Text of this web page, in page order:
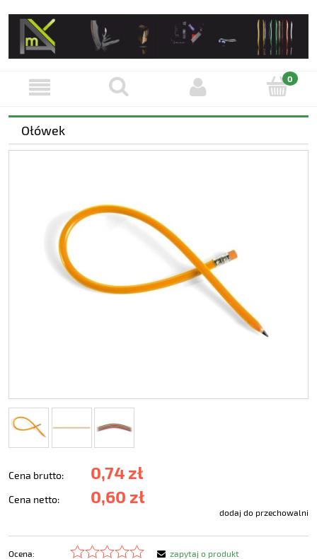
Ołówek
Cena brutto: 0,74 zł
Cena netto: 0,60 zł
dodaj do przechowalni
Ocena:
zapytaj o produkt